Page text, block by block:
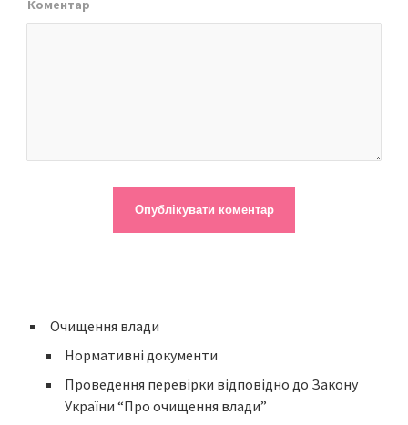
Коментар
Очищення влади
Нормативні документи
Проведення перевірки відповідно до Закону
України “Про очищення влади”